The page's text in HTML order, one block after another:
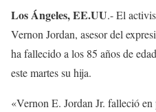
Los Ángeles, EE.UU.- El
Vernon Jordan, asesor del
ha fallecido a los 85 años de
este martes su hija.
«Vernon E. Jordan Jr. falleció en